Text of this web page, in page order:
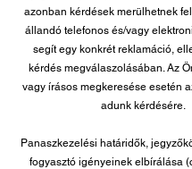
azonban kérdések merülhetnek
állandó telefonos és/vagy
segít egy konkrét reklamáció,
kérdés megválaszolásában. Az
vagy írásos megkeresése esetén
adunk kérdésére.​
Panaszkezelési határidők,
fogyasztó igényeinek elbírálása